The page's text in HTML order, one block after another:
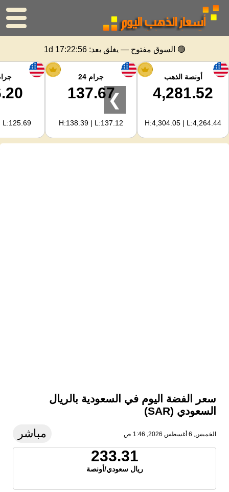
الرئيسية
سعر الذهب
اسعار الفضه
حاسبة الذهب
🟢 السوق مفتوح — يغلق بعد: 1d 17:22:55
أونصة الذهب
4,281.52
H:4,304.05 | L:4,264.44
جرام 24
137.67
H:138.39 | L:137.12
L:125.69
❯
سعر الفضة اليوم في السعودية بالريال
السعودي (SAR)
الخميس, 6 أغسطس 2026, 1:46 ص مباشر
233.31
ريال سعودي/أونصة